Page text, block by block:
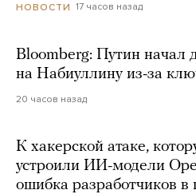
НОВОСТИ 17 часов назад
Bloomberg: Путин начал
на Набиуллину из-за
20 часов назад
К хакерской атаке,
устроили ИИ-модели
ошибка разработчиков в